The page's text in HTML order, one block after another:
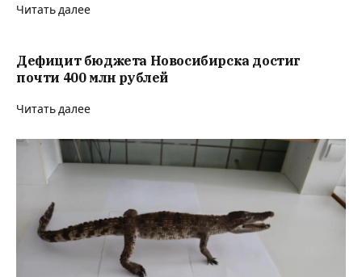
Читать далее
Дефицит бюджета Новосибирска достиг
почти 400 млн рублей
Читать далее